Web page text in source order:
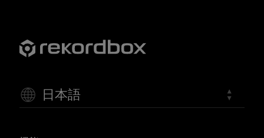
日本語